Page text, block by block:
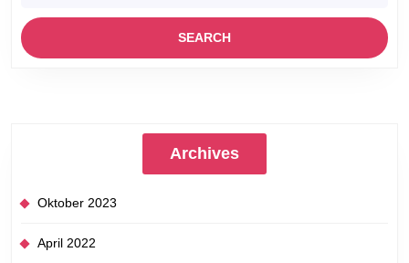
Archives
Oktober 2023
April 2022